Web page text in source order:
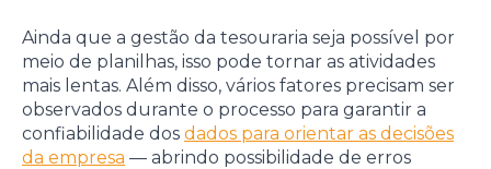
Ainda que a gestão da tesouraria seja possível por
meio de planilhas, isso pode tornar as atividades
mais lentas. Além disso, vários fatores precisam ser
observados durante o processo para garantir a
confiabilidade dos dados para orientar as decisões
da empresa — abrindo possibilidade de erros